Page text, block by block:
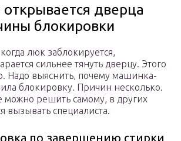
дверца
блокировки
люк заблокируется,
сильнее тянуть дверцу. Этого
Надо выяснить, почему машинка-
блокировку. Причин несколько.
можно решить самому, в других
вызывать специалиста.
по завершению стирки